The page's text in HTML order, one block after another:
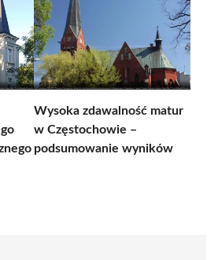
Wysoka zdawalność matur
w Częstochowie –
podsumowanie wyników